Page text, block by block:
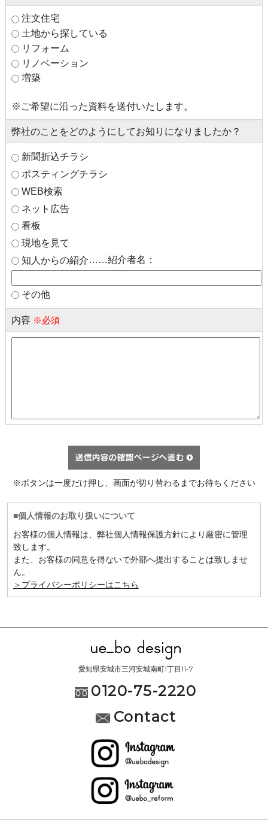
注文住宅
土地から探している
リフォーム
リノベーション
増築
※ご希望に沿った資料を送付いたします。
弊社のことをどのようにしてお知りになりましたか？
新聞折込チラシ
ポスティングチラシ
WEB検索
ネット広告
看板
現地を見て
知人からの紹介……紹介者名：
その他
内容 ※必須
※ボタンは一度だけ押し、画面が切り替わるまでお待ちください
■個人情報のお取り扱いについて
お客様の個人情報は、弊社個人情報保護方針により厳密に管理
致します。
また、お客様の同意を得ないで外部へ提出することは致しませ
ん。
＞プライバシーポリシーはこちら
愛知県安城市三河安城南町1丁目11-7
0120-75-2220
Contact